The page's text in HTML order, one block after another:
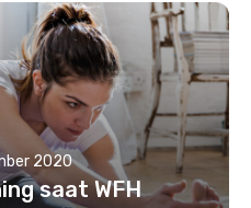
2020
saat WFH